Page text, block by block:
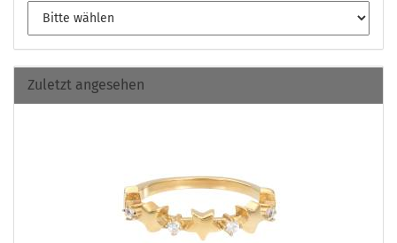
Zuletzt angesehen